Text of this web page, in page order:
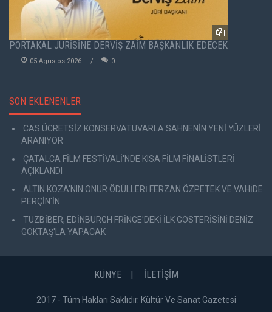
PORTAKAL JÜRİSİNE DERVİŞ ZAİM BAŞKANLIK EDECEK
05 Agustos 2026 0
SON EKLENENLER
CAS ÜCRETSİZ KONSERVATUVARLA SAHNENİN YENİ YÜZLERİ
ARANIYOR
ÇATALCA FİLM FESTİVALİ'NDE KISA FİLM FİNALİSTLERİ
AÇIKLANDI
ALTIN KOZA'NIN ONUR ÖDÜLLERİ FERZAN ÖZPETEK VE VAHİDE
PERÇİN'İN
TUZBİBER, EDİNBURGH FRİNGE'DEKİ İLK GÖSTERİSİNİ DENİZ
GÖKTAŞ'LA YAPACAK
KÜNYE İLETİŞİM
2017 - Tüm Hakları Saklıdır. Kültür Ve Sanat Gazetesi